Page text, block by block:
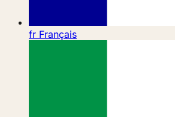
fr Français